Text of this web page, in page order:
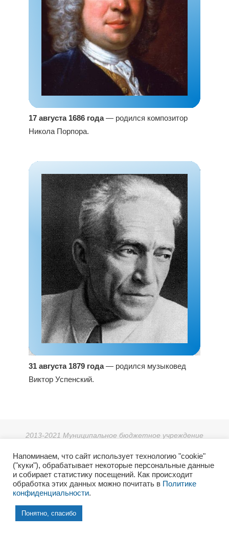
17 августа 1686 года— родился композитор
Никола Порпора.
31 августа 1879 года— родился музыковед
Виктор Успенский.
2013-2021 Муниципальное бюджетное учреждение
Зеи».
г. Зея, мкр. Светлый 38, тел: 8 (41658) 3-08-55.
2021г. Отдел культуры и архивного дела Администрации
Напоминаем, что сайт использует технологию "cookie"
("куки"), обрабатывает некоторые персональные данные
и собирает статистику посещений. Как происходит
обработка этих данных можно почитать в Политике
конфиденциальности.
Понятно, спасибо